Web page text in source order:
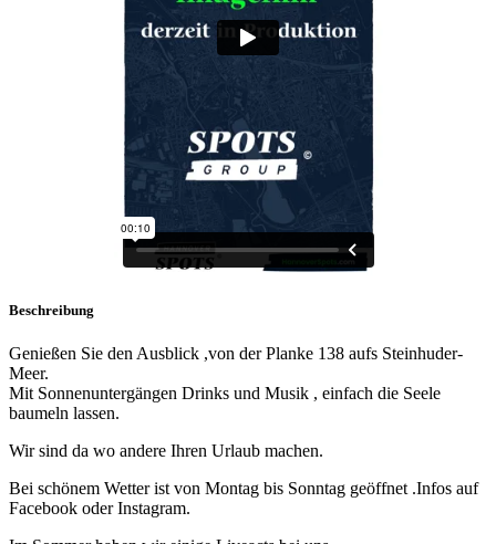
Beschreibung
Genießen Sie den Ausblick ,von der Planke 138 aufs Steinhuder-
Meer.
Mit Sonnenuntergängen Drinks und Musik , einfach die Seele
baumeln lassen.
Wir sind da wo andere Ihren Urlaub machen.
Bei schönem Wetter ist von Montag bis Sonntag geöffnet .Infos auf
Facebook oder Instagram.